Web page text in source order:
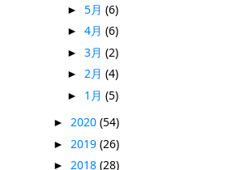
► 5月 (6)
► 4月 (6)
► 3月 (2)
► 2月 (4)
► 1月 (5)
► 2020 (54)
► 2019 (26)
► 2018 (28)